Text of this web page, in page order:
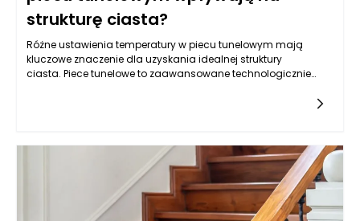
strukturę ciasta?
Różne ustawienia temperatury w piecu tunelowym mają
kluczowe znaczenie dla uzyskania idealnej struktury
ciasta. Piece tunelowe to zaawansowane technologicznie
piekarnicze, a w kontekście pieców tunelowych, jej kontrola
staje się jeszcze bardziej złożona. Doświadczeni piekarze
wiedzą, że każdy produkt wymaga indywidualnego
podejścia, a nawet niewielkie zmiany w temperaturze mogą
znacząco wpłynąć na ostateczny efekt.